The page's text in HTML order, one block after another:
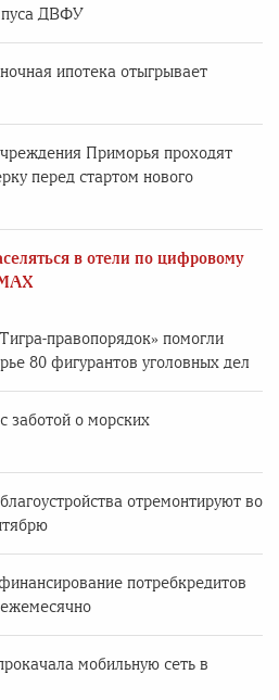
ДВФУ
ипотека отыгрывает
Приморья проходят
перед стартом нового
в отели по цифровому
правопорядок» помогли
80 фигурантов уголовных дел
заботой о морских
отремонтируют во
потребкредитов
мобильную сеть в